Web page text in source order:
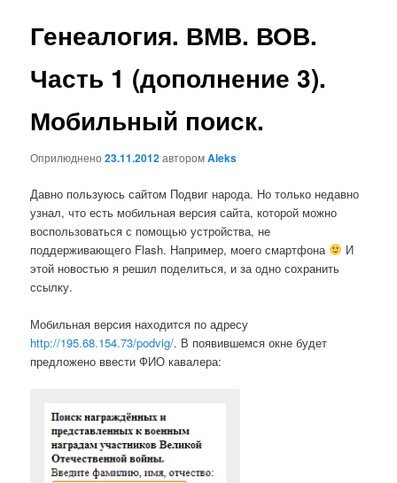
Генеалогия. ВМВ. ВОВ.
Часть 1 (дополнение 3).
Мобильный поиск.
Оприлюднено23.11.2012авторомAleks
Давно пользуюсь сайтом Подвиг народа. Но только недавно
узнал, что есть мобильная версия сайта, которой можно
воспользоваться с помощью устройства, не
поддерживающего Flash. Например, моего смартфона
И
этой новостью я решил поделиться, и за одно сохранить
ссылку.
Мобильная версия находится по адресу
http://195.68.154.73/podvig/. В появившемся окне будет
предложено ввести ФИО кавалера: